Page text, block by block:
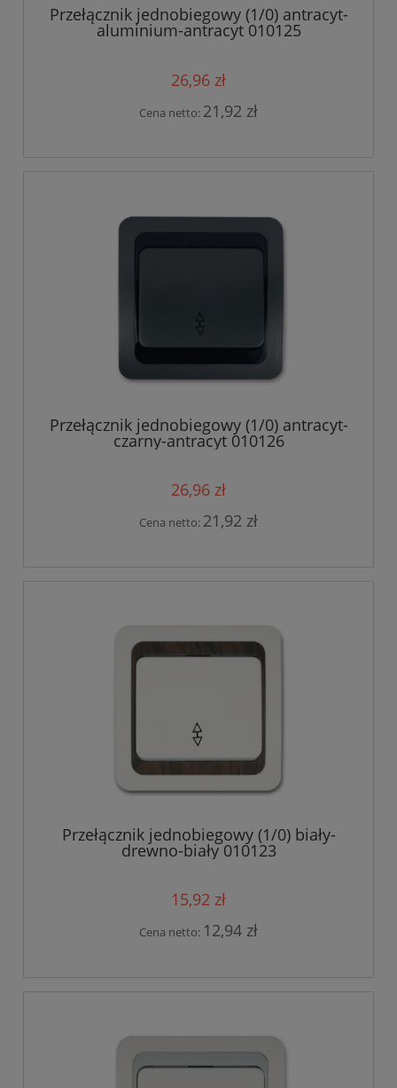
Przełącznik jednobiegowy (1/0) antracyt-
aluminium-antracyt 010125
26,96 zł
Cena netto: 21,92 zł
Przełącznik jednobiegowy (1/0) antracyt-
czarny-antracyt 010126
26,96 zł
Cena netto: 21,92 zł
Przełącznik jednobiegowy (1/0) biały-
drewno-biały 010123
15,92 zł
Cena netto: 12,94 zł